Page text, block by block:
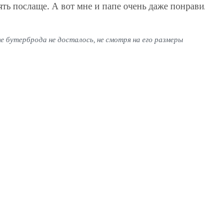
послаще. А вот мне и папе очень даже
не досталось, не смотря на его размеры